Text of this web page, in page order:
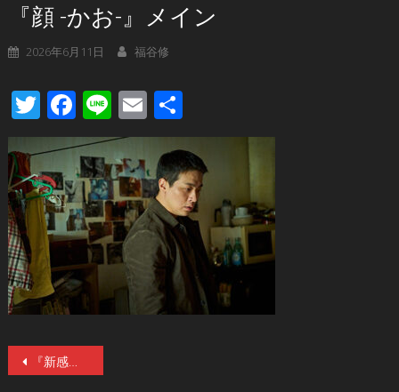
『顔 -かお-』メイン
2026年6月11日 福谷修
TwitterFacebook
LineEmail
有
投
『新感染 ファイナル・エクスプレス』のヨン・サンホ監督が本当に撮りたかった衝撃のサスペンス・ミステリー『顔 -かお-』8／28（金）公開。ギレルモ・デル・トロ監督絶賛。